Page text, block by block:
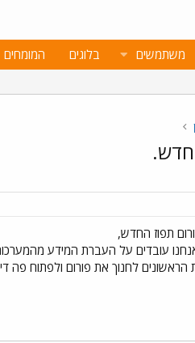
משתמשים בלוגים המומחים
תפוז החדש,
עובדים על העברת המידע
הראשונים לחנוך את פורום ולפתוח פה